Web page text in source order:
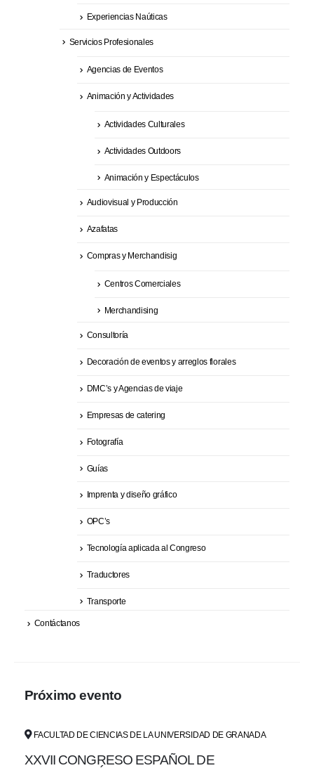
Experiencias Naúticas
Servicios Profesionales
Agencias de Eventos
Animación y Actividades
Actividades Culturales
Actividades Outdoors
Animación y Espectáculos
Audiovisual y Producción
Azafatas
Compras y Merchandisig
Centros Comerciales
Merchandising
Consultoría
Decoración de eventos y arreglos florales
DMC’s y Agencias de viaje
Empresas de catering
Fotografía
Guías
Imprenta y diseño gráfico
OPC’s
Tecnología aplicada al Congreso
Traductores
Transporte
Contáctanos
Próximo evento
FACULTAD DE CIENCIAS DE LA UNIVERSIDAD DE GRANADA
XXVII CONGRESO ESPAÑOL DE